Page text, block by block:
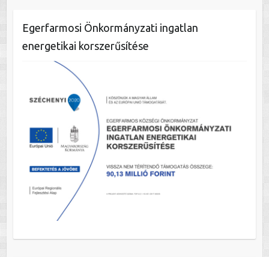
Egerfarmosi Önkormányzati ingatlan
energetikai korszerűsítése